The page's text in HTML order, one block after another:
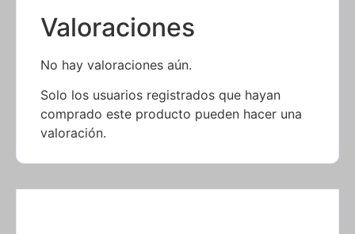
Valoraciones
No hay valoraciones aún.
Solo los usuarios registrados que hayan
comprado este producto pueden hacer una
valoración.